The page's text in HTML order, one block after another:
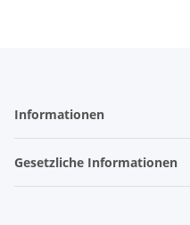
Informationen
Gesetzliche Informationen